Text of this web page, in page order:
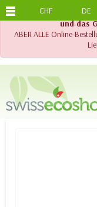
!! Wichtig !! Bis am
und das
ABER ALLE Online-
CHF DE